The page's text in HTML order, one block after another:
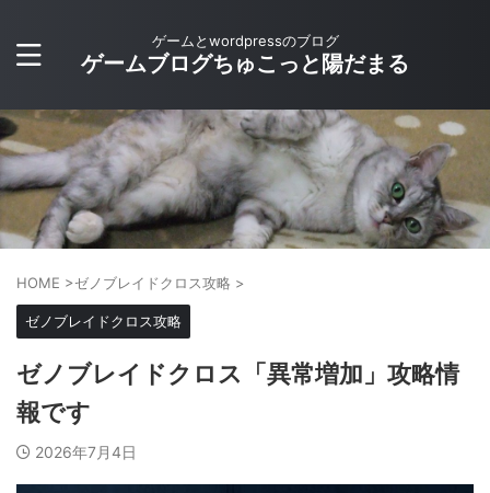
ゲームとwordpressのブログ
ゲームブログちゅこっと陽だまる
HOME >ゼノブレイドクロス攻略 >
ゼノブレイドクロス攻略
ゼノブレイドクロス「異常増加」攻略情
報です
2026年7月4日